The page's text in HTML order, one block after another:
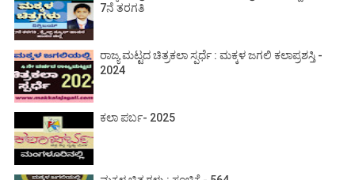
7ನೆ ತರಗತಿ
ರಾಜ್ಯ ಮಟ್ಟದ ಚಿತ್ರಕಲಾ ಸ್ಪರ್ಧೆ : ಮಕ್ಕಳ ಜಗಲಿ ಕಲಾಪ್ರಶಸ್ತಿ -
2024
ಕಲಾ ಪರ್ಬ- 2025